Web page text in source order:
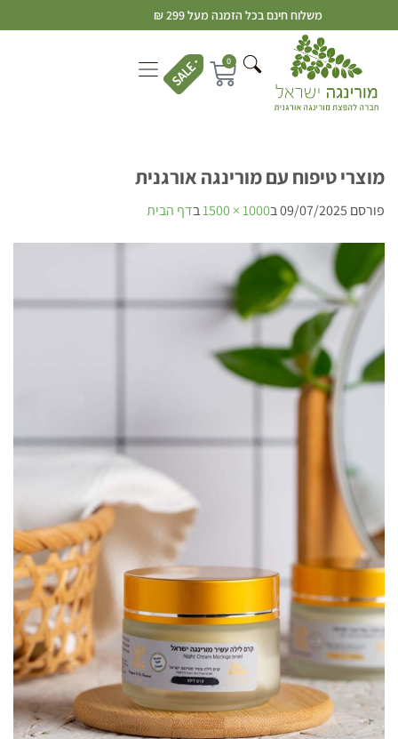
משלוח חינם בכל הזמנה מעל 299 ₪
0
מוצרי טיפוח עם מורינגה אורגנית
פורסם 09/07/2025ב1000 × 1500 בדף הבית